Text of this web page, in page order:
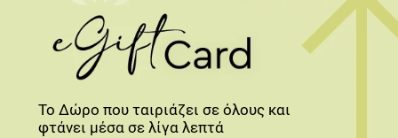
Το Δώρο που ταιριάζει σε όλους και
φτάνει μέσα σε λίγα λεπτά